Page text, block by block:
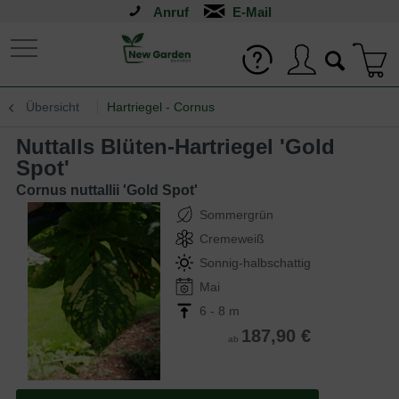
Anruf
Übersicht Hartriegel - Cornus
Nuttalls Blüten-Hartriegel 'Gold
Spot'
Cornus nuttallii 'Gold Spot'
Sommergrün
Cremeweiß
Sonnig-halbschattig
Mai
6 - 8 m
ab 187,90 €